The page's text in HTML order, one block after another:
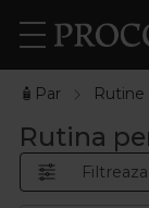
🧴Par
Rutina
Filtreaza